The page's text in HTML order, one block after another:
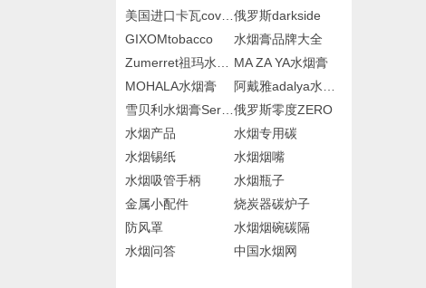
俄罗斯darkside
GIXOMtobacco
水烟膏品牌大全
MA ZA YA水烟膏
MOHALA水烟膏
俄罗斯零度ZERO
水烟产品
水烟专用碳
水烟锡纸
水烟烟嘴
水烟吸管手柄
水烟瓶子
金属小配件
烧炭器碳炉子
防风罩
水烟烟碗碳隔
水烟问答
中国水烟网